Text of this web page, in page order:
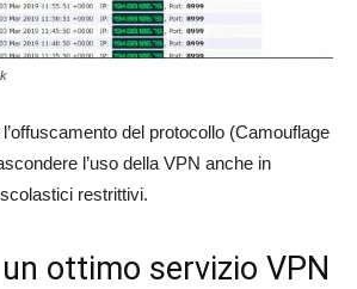
del protocollo (Camouflage
l’uso della VPN anche in
restrittivi.
ottimo servizio VPN